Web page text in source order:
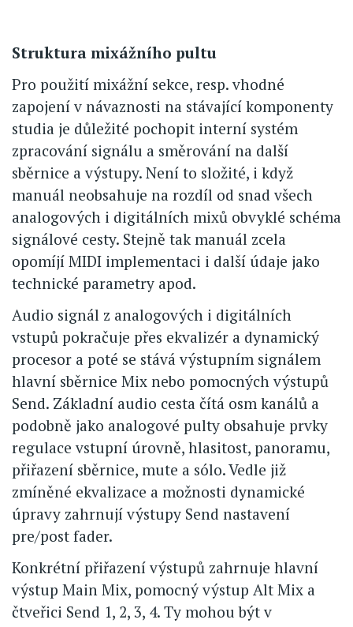
Struktura mixážního pultu
Pro použití mixážní sekce, resp. vhodné
zapojení v návaznosti na stávající komponenty
studia je důležité pochopit interní systém
zpracování signálu a směrování na další
sběrnice a výstupy. Není to složité, i když
manuál neobsahuje na rozdíl od snad všech
analogových i digitálních mixů obvyklé schéma
signálové cesty. Stejně tak manuál zcela
opomíjí MIDI implementaci i další údaje jako
technické parametry apod.
Audio signál z analogových i digitálních
vstupů pokračuje přes ekvalizér a dynamický
procesor a poté se stává výstupním signálem
hlavní sběrnice Mix nebo pomocných výstupů
Send. Základní audio cesta čítá osm kanálů a
podobně jako analogové pulty obsahuje prvky
regulace vstupní úrovně, hlasitost, panoramu,
přiřazení sběrnice, mute a sólo. Vedle již
zmíněné ekvalizace a možnosti dynamické
úpravy zahrnují výstupy Send nastavení
pre/post fader.
Konkrétní přiřazení výstupů zahrnuje hlavní
výstup Main Mix, pomocný výstup Alt Mix a
čtveřici Send 1, 2, 3, 4. Ty mohou být v